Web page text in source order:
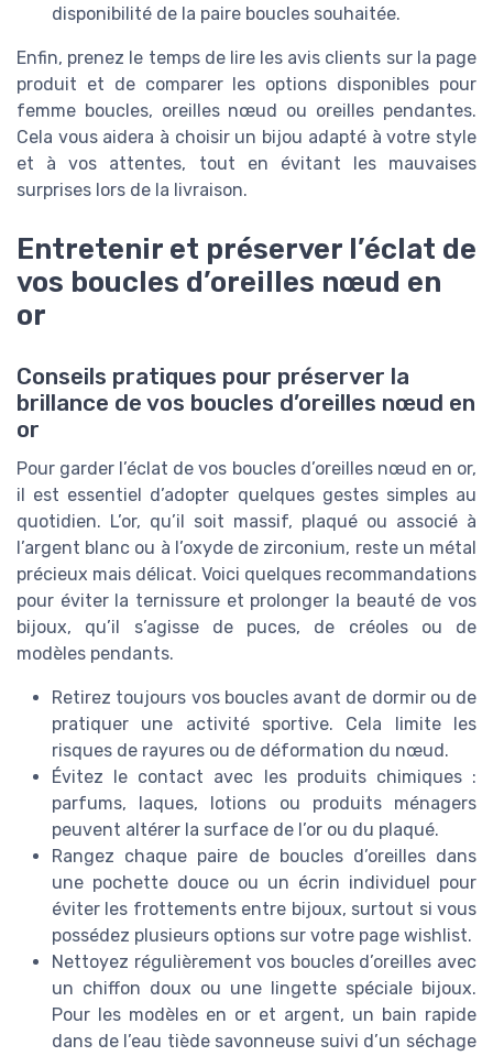
disponibilité de la paire boucles souhaitée.
Enfin, prenez le temps de lire les avis clients sur la page
produit et de comparer les options disponibles pour
femme boucles, oreilles nœud ou oreilles pendantes.
Cela vous aidera à choisir un bijou adapté à votre style
et à vos attentes, tout en évitant les mauvaises
surprises lors de la livraison.
Entretenir et préserver l’éclat de
vos boucles d’oreilles nœud en
or
Conseils pratiques pour préserver la
brillance de vos boucles d’oreilles nœud en
or
Pour garder l’éclat de vos boucles d’oreilles nœud en or,
il est essentiel d’adopter quelques gestes simples au
quotidien. L’or, qu’il soit massif, plaqué ou associé à
l’argent blanc ou à l’oxyde de zirconium, reste un métal
précieux mais délicat. Voici quelques recommandations
pour éviter la ternissure et prolonger la beauté de vos
bijoux, qu’il s’agisse de puces, de créoles ou de
modèles pendants.
Retirez toujours vos boucles avant de dormir ou de
pratiquer une activité sportive. Cela limite les
risques de rayures ou de déformation du nœud.
Évitez le contact avec les produits chimiques :
parfums, laques, lotions ou produits ménagers
peuvent altérer la surface de l’or ou du plaqué.
Rangez chaque paire de boucles d’oreilles dans
une pochette douce ou un écrin individuel pour
éviter les frottements entre bijoux, surtout si vous
possédez plusieurs options sur votre page wishlist.
Nettoyez régulièrement vos boucles d’oreilles avec
un chiffon doux ou une lingette spéciale bijoux.
Pour les modèles en or et argent, un bain rapide
dans de l’eau tiède savonneuse suivi d’un séchage